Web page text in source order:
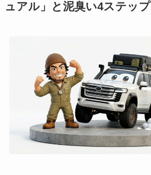
ュアル」と泥臭い4ステップ